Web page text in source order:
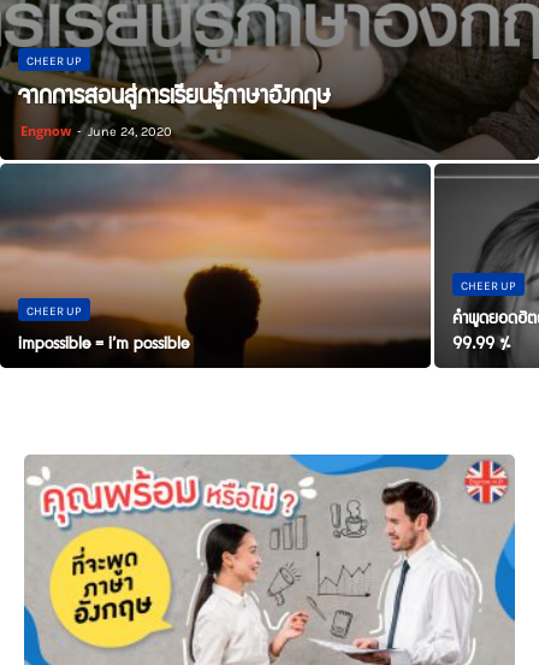
CHEER UP
จากการสอนสู่การเรียนรู้ภาษาอังกฤษ
Engnow - June 24, 2020
CHEER UP
impossible = i’m possible
CHEER UP
คำพูดยอดฮิ
99.99 %